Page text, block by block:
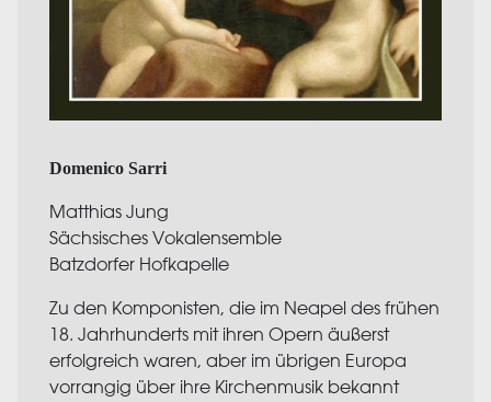
Domenico Sarri
Matthias Jung
Sächsisches Vokalensemble
Batzdorfer Hofkapelle
Zu den Komponisten, die im Neapel des frühen
18. Jahrhunderts mit ihren Opern äußerst
erfolgreich waren, aber im übrigen Europa
vorrangig über ihre Kirchenmusik bekannt